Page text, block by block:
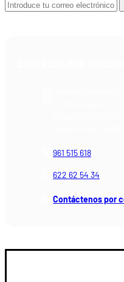
961 515 618
622 62 54 34
Contáctenos por